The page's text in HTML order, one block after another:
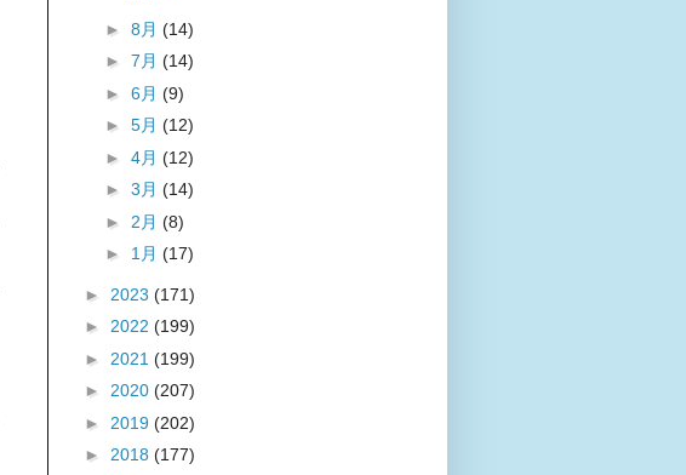
► 8月 (14)
► 7月 (14)
► 6月 (9)
► 5月 (12)
► 4月 (12)
► 3月 (14)
► 2月 (8)
► 1月 (17)
► 2023 (171)
► 2022 (199)
► 2021 (199)
► 2020 (207)
► 2019 (202)
► 2018 (177)